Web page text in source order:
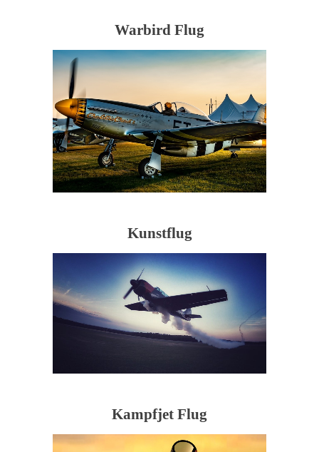
Warbird Flug
Kunstflug
Kampfjet Flug